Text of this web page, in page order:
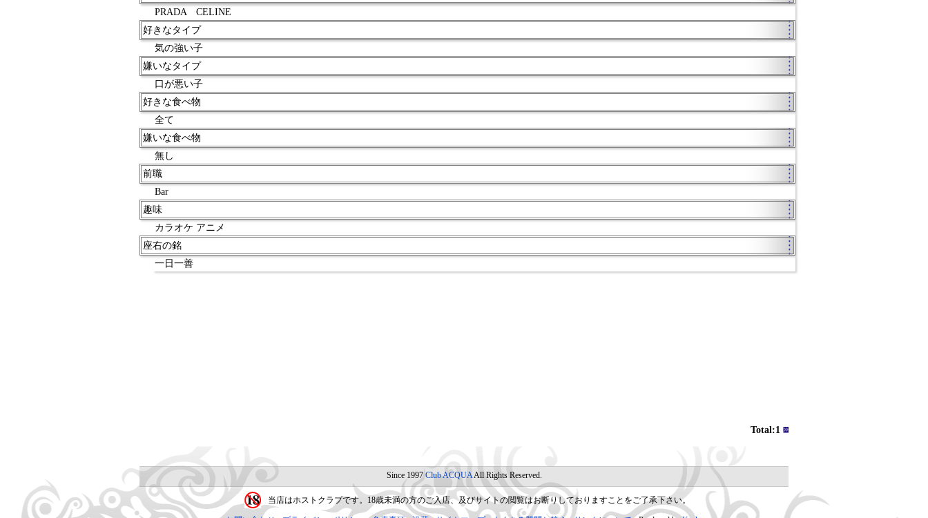
PRADA CELINE
好きなタイプ
気の強い子
嫌いなタイプ
口が悪い子
好きな食べ物
全て
嫌いな食べ物
無し
前職
Bar
趣味
カラオケ アニメ
座右の銘
一日一善
Total:1
Since 1997 Club ACQUAAll Rights Reserved.
当店はホストクラブです。18歳未満の方のご入店、及びサイトの閲覧はお断りしておりますことをご了承下さい。